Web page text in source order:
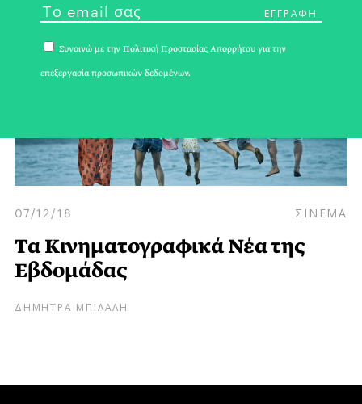
07/12/18 ΣΙΝΕΜΑ
Τα Κινηματογραφικά Νέα της
Εβδομάδας
ΔΗΜΗΤΡΑ ΜΠΙΛΑΛΗ
Συναινώ με την Πολιτική Προστασίας Απορρήτου για την
επεξεργασία προσωπικών δεδομένων.